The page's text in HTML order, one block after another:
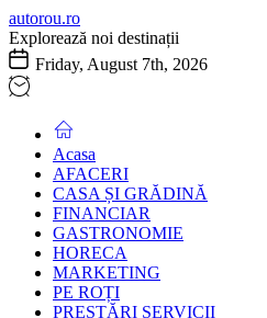
Skip
to
the
content
autorou.ro
Explorează noi destinații
Friday, August 7th, 2026
Acasa
AFACERI
CASA ȘI GRĂDINĂ
FINANCIAR
GASTRONOMIE
HORECA
MARKETING
PE ROȚI
PRESTĂRI SERVICII